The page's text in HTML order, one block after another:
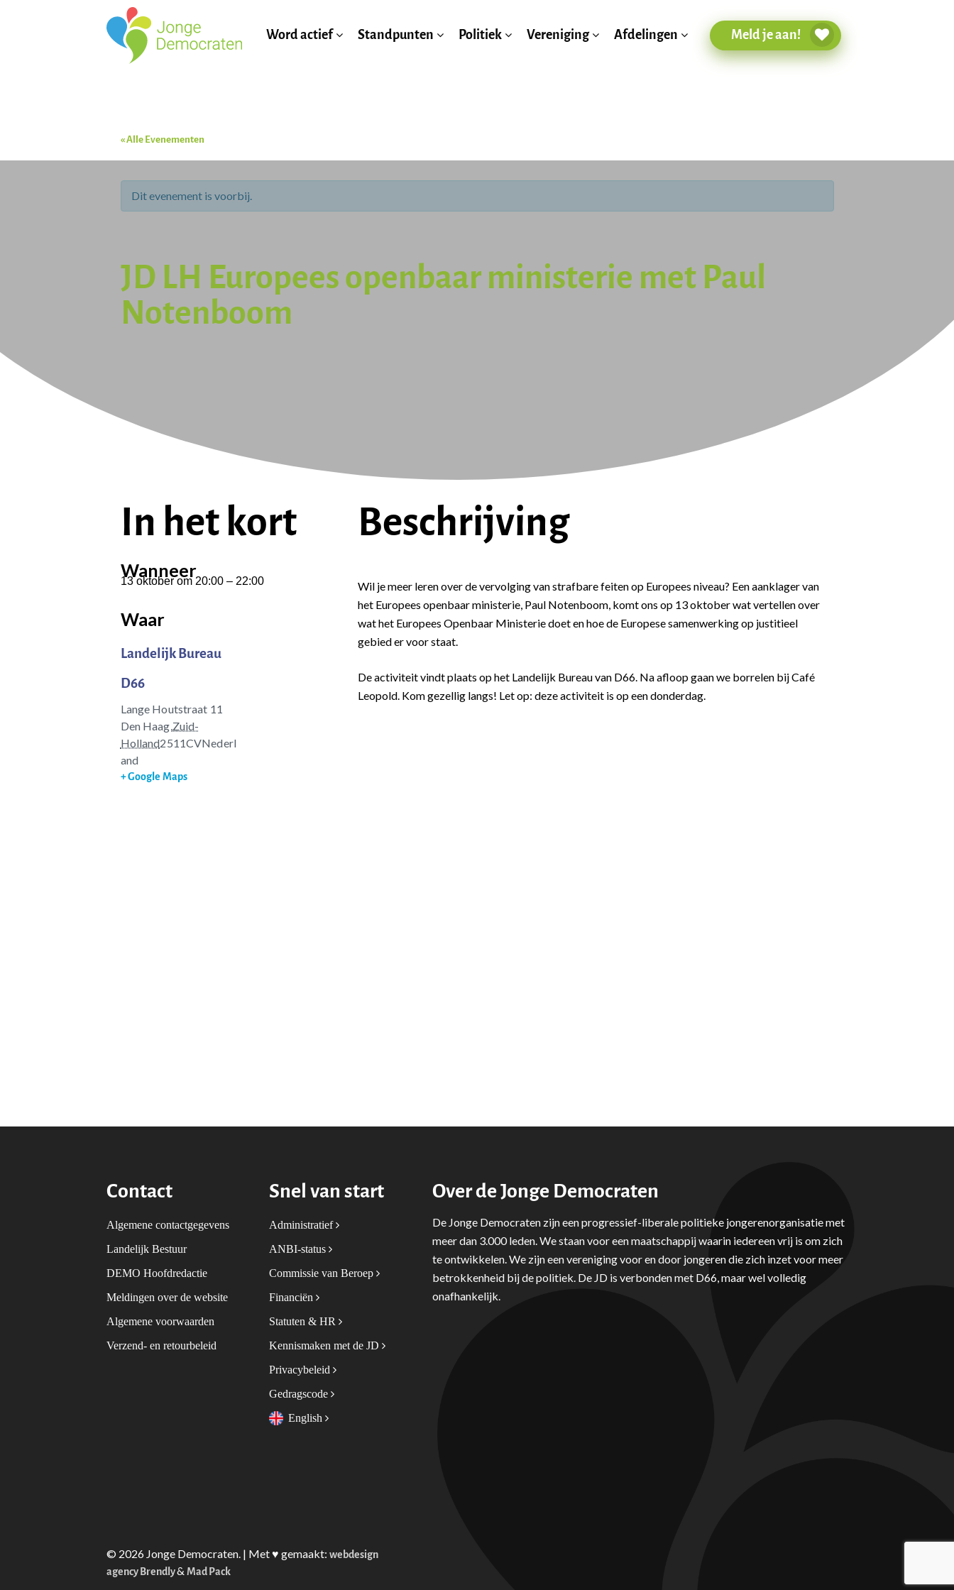
Word actief Standpunten Politiek Vereniging Afdelingen Meld je aan!
« Alle Evenementen
Dit evenement is voorbij.
JD LH Europees openbaar ministerie met Paul
Notenboom
In het kort
Wanneer
13 oktoberom 20:00 – 22:00
Waar
Landelijk Bureau
D66
Lange Houtstraat 11
Den Haag,Zuid-
Holland2511CVNederl
and
+ Google Maps
Beschrijving
Wil je meer leren over de vervolging van strafbare feiten op Europees niveau? Een aanklager van
het Europees openbaar ministerie, Paul Notenboom, komt ons op 13 oktober wat vertellen over
wat het Europees Openbaar Ministerie doet en hoe de Europese samenwerking op justitieel
gebied er voor staat.
De activiteit vindt plaats op het Landelijk Bureau van D66. Na afloop gaan we borrelen bij Café
Leopold. Kom gezellig langs! Let op: deze activiteit is op een donderdag.
Contact
Algemene contactgegevens
Landelijk Bestuur
DEMO Hoofdredactie
Meldingen over de website
Algemene voorwaarden
Verzend- en retourbeleid
Snel van start
Administratief
ANBI-status
Commissie van Beroep
Financiën
Statuten & HR
Kennismaken met de JD
Privacybeleid
Gedragscode
English
Over de Jonge Democraten
De Jonge Democraten zijn een progressief-liberale politieke jongerenorganisatie met
meer dan 3.000 leden. We staan voor een maatschappij waarin iedereen vrij is om zich
te ontwikkelen. We zijn een vereniging voor en door jongeren die zich inzet voor meer
betrokkenheid bij de politiek. De JD is verbonden met D66, maar wel volledig
onafhankelijk.
© 2026 Jonge Democraten. | Met ♥︎ gemaakt: webdesign
agency Brendly& Mad Pack